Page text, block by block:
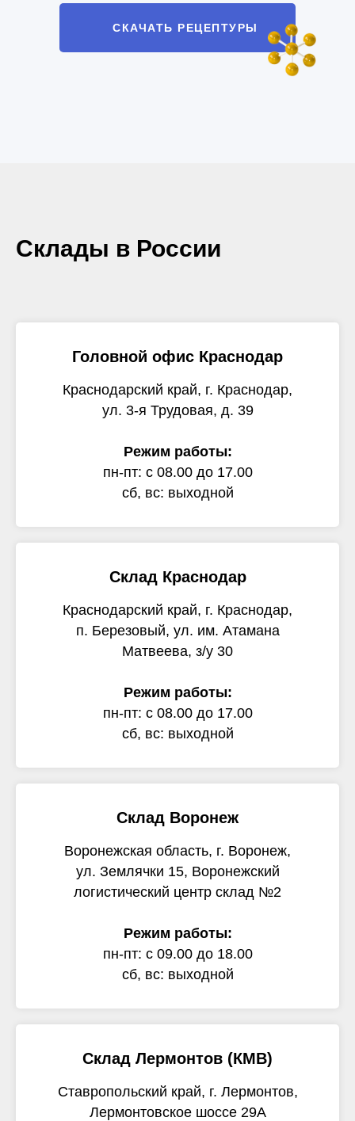
СКАЧАТЬ РЕЦЕПТУРЫ
Склады в России
Головной офис Краснодар
Краснодарский край, г. Краснодар,
ул. 3-я Трудовая, д. 39
Режим работы:
пн-пт: с 08.00 до 17.00
сб, вс: выходной
Склад Краснодар
Краснодарский край, г. Краснодар,
п. Березовый, ул. им. Атамана
Матвеева, з/у 30
Режим работы:
пн-пт: с 08.00 до 17.00
сб, вс: выходной
Склад Воронеж
Воронежская область, г. Воронеж,
ул. Землячки 15, Воронежский
логистический центр склад №2
Режим работы:
пн-пт: с 09.00 до 18.00
сб, вс: выходной
Склад Лермонтов (КМВ)
Ставропольский край, г. Лермонтов,
Лермонтовское шоссе 29А